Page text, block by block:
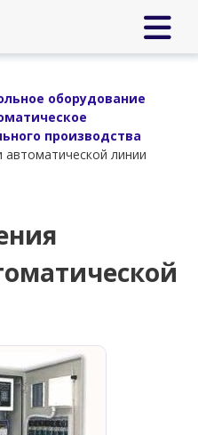
оборудование
производства
линии